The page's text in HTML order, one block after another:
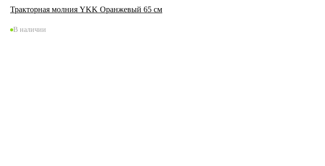
Тракторная молния YKK Оранжевый 65 см
В наличии